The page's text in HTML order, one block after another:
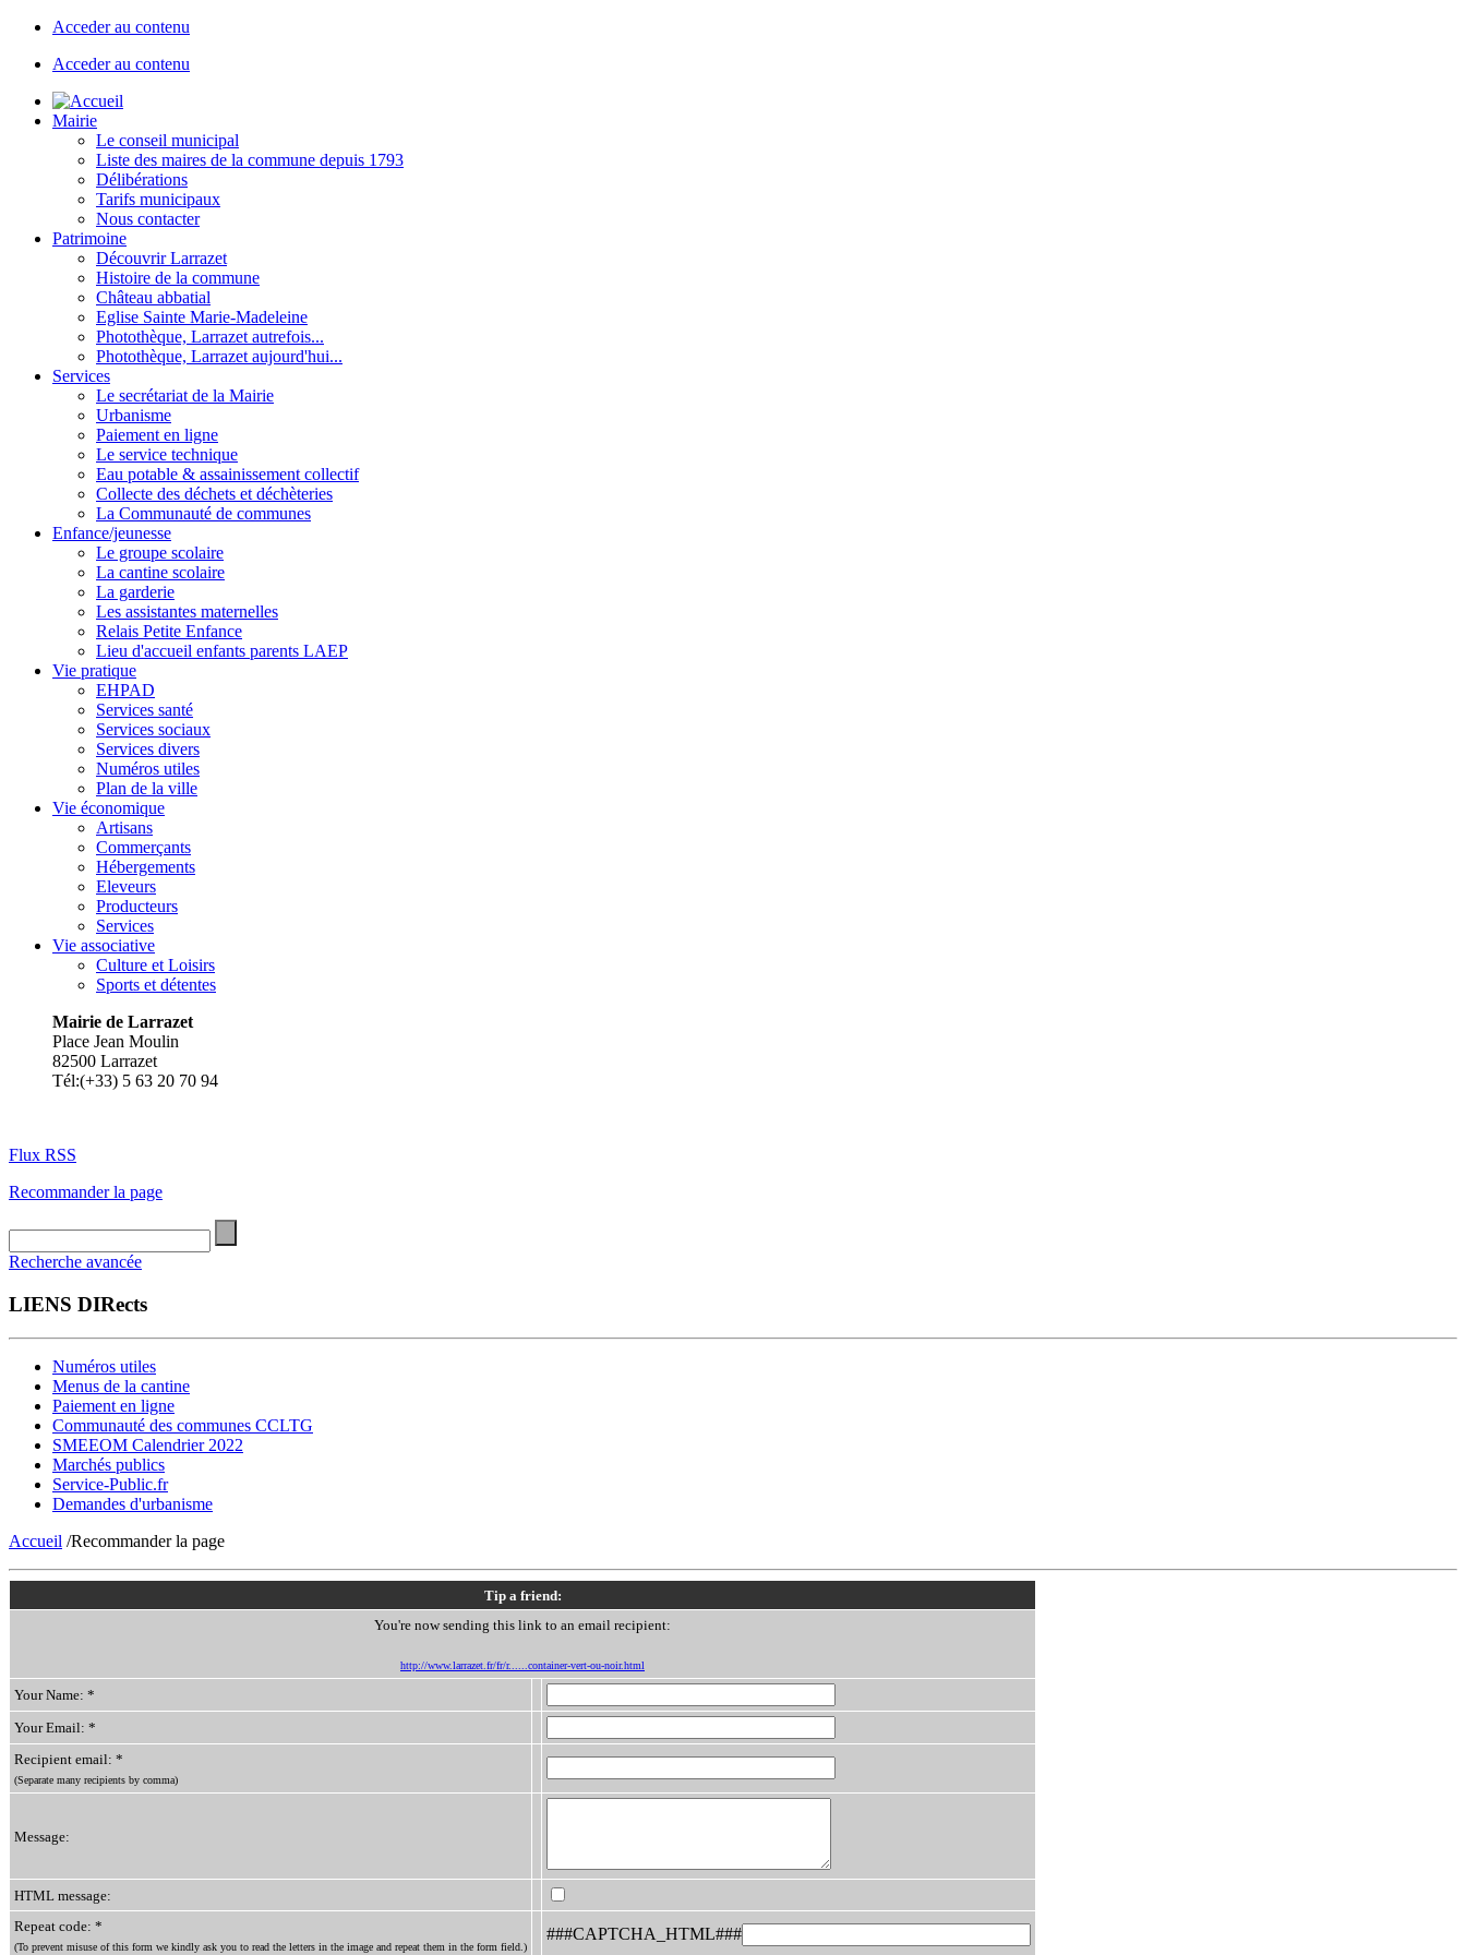
Acceder au contenu
Acceder au contenu
Mairie
Le conseil municipal
Liste des maires de la commune depuis 1793
Délibérations
Tarifs municipaux
Nous contacter
Patrimoine
Découvrir Larrazet
Histoire de la commune
Château abbatial
Eglise Sainte Marie-Madeleine
Photothèque, Larrazet autrefois...
Photothèque, Larrazet aujourd'hui...
Services
Le secrétariat de la Mairie
Urbanisme
Paiement en ligne
Le service technique
Eau potable & assainissement collectif
Collecte des déchets et déchèteries
La Communauté de communes
Enfance/jeunesse
Le groupe scolaire
La cantine scolaire
La garderie
Les assistantes maternelles
Relais Petite Enfance
Lieu d'accueil enfants parents LAEP
Vie pratique
EHPAD
Services santé
Services sociaux
Services divers
Numéros utiles
Plan de la ville
Vie économique
Artisans
Commerçants
Hébergements
Eleveurs
Producteurs
Services
Vie associative
Culture et Loisirs
Sports et détentes
Mairie de Larrazet
Place Jean Moulin
82500 Larrazet
Tél:(+33) 5 63 20 70 94
Flux RSS
Recommander la page
Recherche avancée
LIENS DIRects
Numéros utiles
Menus de la cantine
Paiement en ligne
Communauté des communes CCLTG
SMEEOM Calendrier 2022
Marchés publics
Service-Public.fr
Demandes d'urbanisme
Accueil /Recommander la page
Tip a friend:
You're now sending this link to an email recipient:
http://www.larrazet.fr/fr/r......container-vert-ou-noir.html
Your Name: *
Your Email: *
Recipient email: *
(Separate many recipients by comma)
Message:
HTML message:
Repeat code: *
(To prevent misuse of this form we kindly ask you to read the letters in the image and repeat them in the form field.)
###CAPTCHA_HTML###